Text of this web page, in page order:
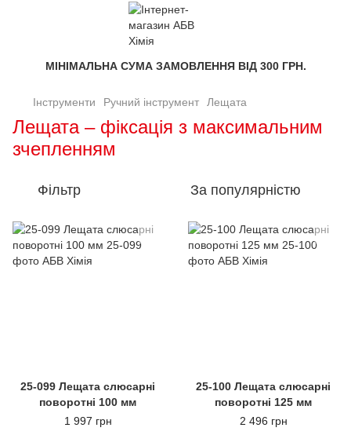
МІНІМАЛЬНА СУМА ЗАМОВЛЕННЯ ВІД 300 ГРН.
Інструменти Ручний інструмент Лещата
Лещата – фіксація з максимальним
зчепленням
Фільтр За популярністю
25-099 Лещата слюсарні
поворотні 100 мм
1 997 грн
25-100 Лещата слюсарні
поворотні 125 мм
2 496 грн